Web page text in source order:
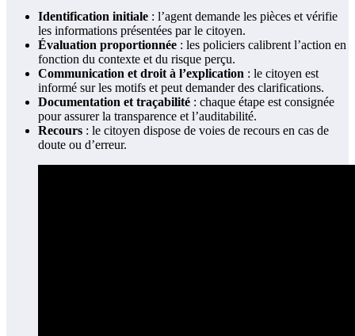
Identification initiale : l’agent demande les pièces et vérifie
les informations présentées par le citoyen.
Évaluation proportionnée : les policiers calibrent l’action en
fonction du contexte et du risque perçu.
Communication et droit à l’explication : le citoyen est
informé sur les motifs et peut demander des clarifications.
Documentation et traçabilité : chaque étape est consignée
pour assurer la transparence et l’auditabilité.
Recours : le citoyen dispose de voies de recours en cas de
doute ou d’erreur.